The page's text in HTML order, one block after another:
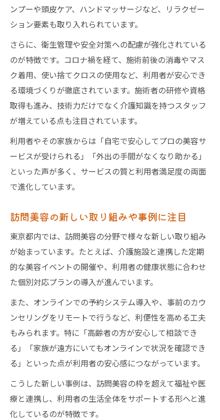
ンプーや頭皮ケア、ハンドマッサージなど、リラクゼー
ション要素も取り入れられています。
さらに、衛生管理や安全対策への配慮が強化されている
のが特徴です。コロナ禍を経て、施術前後の消毒やマス
ク着用、使い捨てクロスの使用など、利用者が安心でき
る環境づくりが徹底されています。施術者の研修や資格
取得も進み、技術力だけでなく介護知識を持つスタッフ
が増えている点も注目されています。
利用者やその家族からは「自宅で安心してプロの美容サ
ービスが受けられる」「外出の手間がなくなり助かる」
といった声が多く、サービスの質と利用者満足度の両面
で進化しています。
訪問美容の新しい取り組みや事例に注目
東京都内では、訪問美容の分野で様々な新しい取り組み
が始まっています。たとえば、介護施設と連携した定期
的な美容イベントの開催や、利用者の健康状態に合わせ
た個別対応プランの導入が進んでいます。
また、オンラインでの予約システム導入や、事前のカウ
ンセリングをリモートで行うなど、利便性を高める工夫
もみられます。特に「高齢者の方が安心して相談でき
る」「家族が遠方にいてもオンラインで状況を確認でき
る」といった点が利用者の安心感につながっています。
こうした新しい事例は、訪問美容の枠を超えて福祉や医
療と連携し、利用者の生活全体をサポートする形へと進
化しているのが特徴です。